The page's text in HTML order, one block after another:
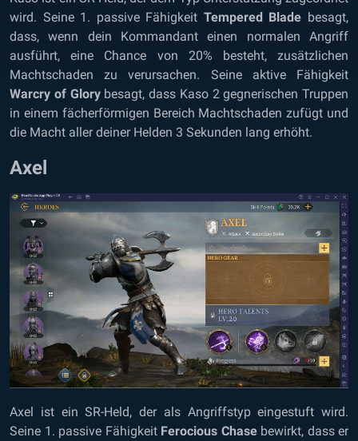
wird. Seine 1. passive Fähigkeit Tempered Blade besagt,
dass, wenn dein Kommandant einen normalen Angriff
ausführt, eine Chance von 20% besteht, zusätzlichen
Machtschaden zu verursachen. Seine aktive Fähigkeit
Warcry of Glorybesagt, dass Kaso 2 gegnerischen Truppen
in einem fächerförmigen Bereich Machtschaden zufügt und
die Macht aller deiner Helden 3 Sekunden lang erhöht.
Axel
Axel ist ein SR-Held, der als Angriffstyp eingestuft wird.
Seine 1. passive Fähigkeit Ferocious Chase bewirkt, dass er